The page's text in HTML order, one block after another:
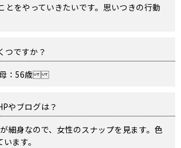
とをやっていきたいです。思いつきの行動
つですか？
：56歳
ブログは？
身なので、女性のスナップを見ます。色
ます。